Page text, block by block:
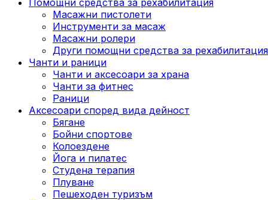
Масажни пистолети
Инструменти за масаж
Масажни ролери
Други помощни средства за рехабилитация
Чанти и раници
Чанти и аксесоари за храна
Чанти за фитнес
Раници
Аксесоари според вида дейност
Бягане
Бойни спортове
Колоездене
Йога и пилатес
Студена терапия
Плуване
Пешеходен туризъм